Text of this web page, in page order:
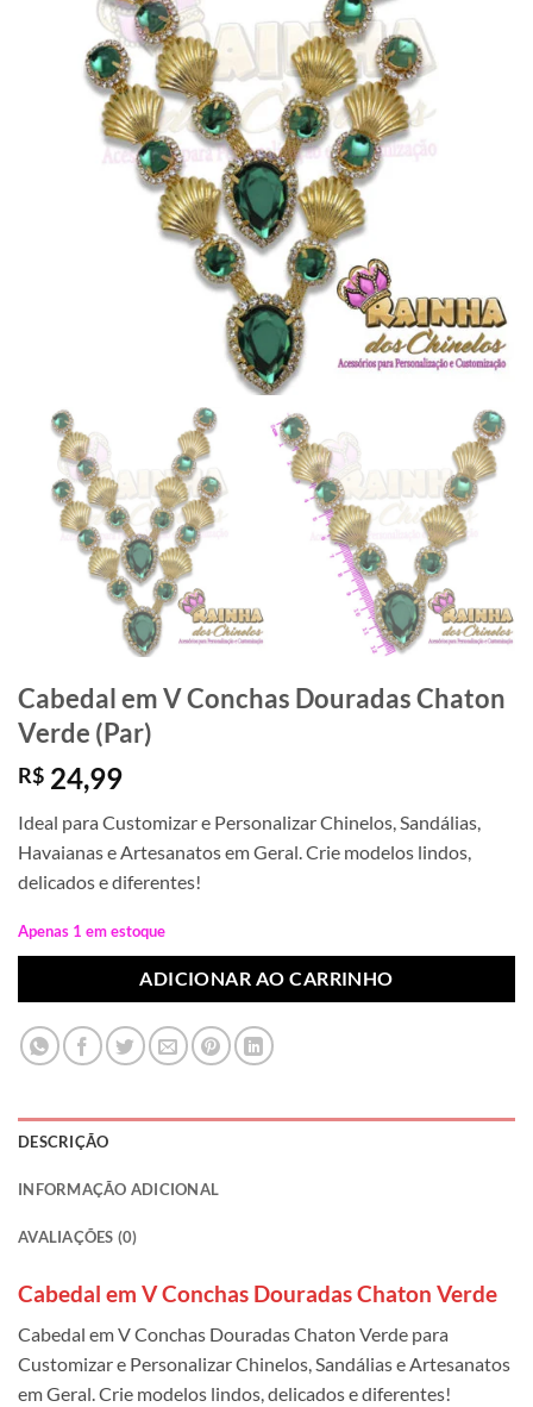
Cabedal em V Conchas Douradas Chaton
Verde (Par)
R$ 24,99
Ideal para Customizar e Personalizar Chinelos, Sandálias,
Havaianas e Artesanatos em Geral. Crie modelos lindos,
delicados e diferentes!
Apenas 1 em estoque
ADICIONAR AO CARRINHO
DESCRIÇÃO
INFORMAÇÃO ADICIONAL
AVALIAÇÕES (0)
Cabedal em V Conchas Douradas Chaton Verde
Cabedal em V Conchas Douradas Chaton Verde para
Customizar e Personalizar Chinelos, Sandálias e Artesanatos
em Geral. Crie modelos lindos, delicados e diferentes!